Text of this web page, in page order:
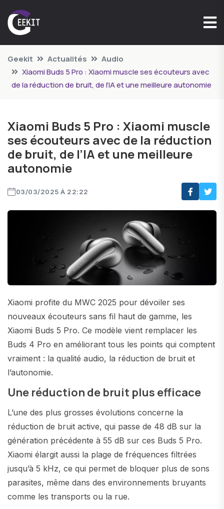
Geekit Actualités
Audio
Xiaomi Buds 5 Pro : Xiaomi muscle ses écouteurs avec
de la réduction de bruit, de l’IA et une meilleure autonomie
Xiaomi Buds 5 Pro : Xiaomi muscle
ses écouteurs avec de la réduction
de bruit, de l’IA et une meilleure
autonomie
03/03/2025 À 22:22
Xiaomi profite du MWC 2025 pour dévoiler ses
nouveaux écouteurs sans fil haut de gamme, les
Xiaomi Buds 5 Pro. Ce modèle vient remplacer les
Buds 4 Pro en améliorant tous les points qui comptent
vraiment : la qualité audio, la réduction de bruit et
l’autonomie.
Une réduction de bruit plus efficace
L’une des plus grosses évolutions concerne la
réduction de bruit active, qui passe de 48 dB sur la
génération précédente à 55 dB sur ces Buds 5 Pro.
Xiaomi élargit aussi la plage de fréquences filtrées
jusqu’à 5 kHz, ce qui permet de bloquer plus de sons
parasites, même dans des environnements bruyants
comme les transports ou la rue.